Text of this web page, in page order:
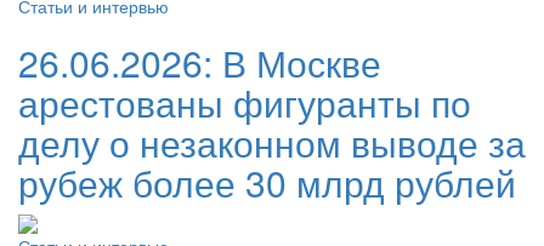
Статьи и интервью
26.06.2026: В Москве
арестованы фигуранты по
делу о незаконном выводе за
рубеж более 30 млрд рублей